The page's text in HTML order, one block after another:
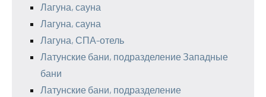
Лагуна, сауна
Лагуна, сауна
Лагуна, СПА-отель
Латунские бани, подразделение Западные
бани
Латунские бани, подразделение